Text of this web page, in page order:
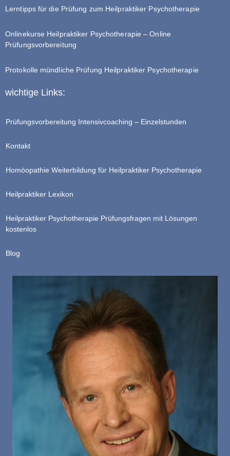
Lerntipps für die Prüfung zum Heilpraktiker Psychotherapie
Onlinekurse Heilpraktiker Psychotherapie – Online
Prüfungsvorbereitung
Protokolle mündliche Prüfung Heilpraktiker Psychotherapie
wichtige Links:
Prüfungsvorbereitung Intensivcoaching – Einzelstunden
Kontakt
Homöopathie Weiterbildung für Heilpraktiker Psychotherapie
Heilpraktiker Lexikon
Heilpraktiker Psychotherapie Prüfungsfragen mit Lösungen
kostenlos
Blog